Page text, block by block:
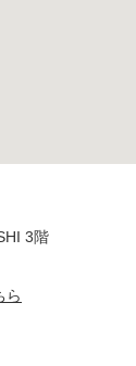
3階
ら